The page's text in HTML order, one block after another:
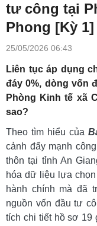
tư công tại
Phong [Kỳ 1]
25/05/2026 06:43
Liên tục áp dụng
đáy 0%, dòng vốn
Phòng Kinh tế xã
sao?
Theo tìm hiểu của
cảnh đẩy mạnh
thôn tại tỉnh An
hóa dữ liệu lựa
hành chính mà đã
nguồn vốn đầu tư
tích chi tiết hồ sơ 19